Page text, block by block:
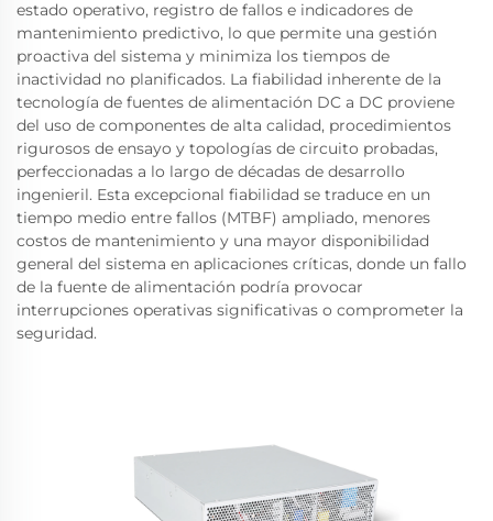
estado operativo, registro de fallos e indicadores de
mantenimiento predictivo, lo que permite una gestión
proactiva del sistema y minimiza los tiempos de
inactividad no planificados. La fiabilidad inherente de la
tecnología de fuentes de alimentación DC a DC proviene
del uso de componentes de alta calidad, procedimientos
rigurosos de ensayo y topologías de circuito probadas,
perfeccionadas a lo largo de décadas de desarrollo
ingenieril. Esta excepcional fiabilidad se traduce en un
tiempo medio entre fallos (MTBF) ampliado, menores
costos de mantenimiento y una mayor disponibilidad
general del sistema en aplicaciones críticas, donde un fallo
de la fuente de alimentación podría provocar
interrupciones operativas significativas o comprometer la
seguridad.